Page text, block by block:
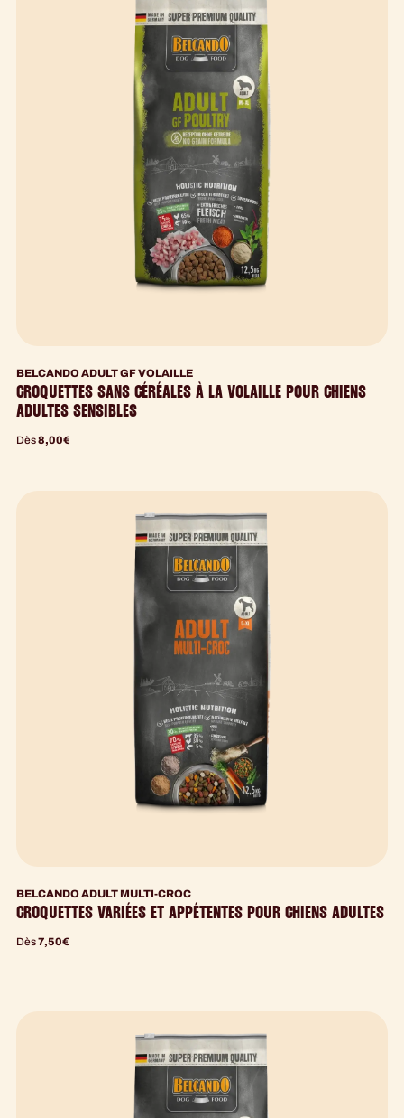
BELCANDO ADULT GF VOLAILLE
CROQUETTES SANS CÉRÉALES À LA VOLAILLE POUR CHIENS
ADULTES SENSIBLES
Dès8,00€
BELCANDO ADULT MULTI-CROC
CROQUETTES VARIÉES ET APPÉTENTES POUR CHIENS ADULTES
Dès7,50€